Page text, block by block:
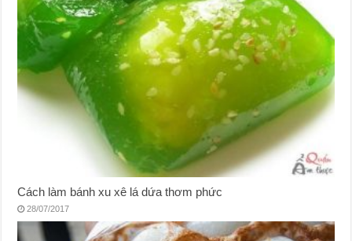
Cách làm bánh xu xê lá dứa thơm phức
28/07/2017